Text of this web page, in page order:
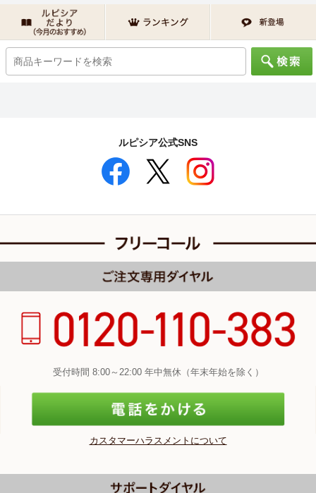
ルピシア公式SNS
受付時間 8:00～22:00 年中無休（年末年始を除く）
カスタマーハラスメントについて